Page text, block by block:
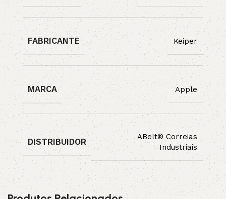
FABRICANTE Keiper
MARCA Apple
DISTRIBUIDOR
ABelt® Correias
Industriais